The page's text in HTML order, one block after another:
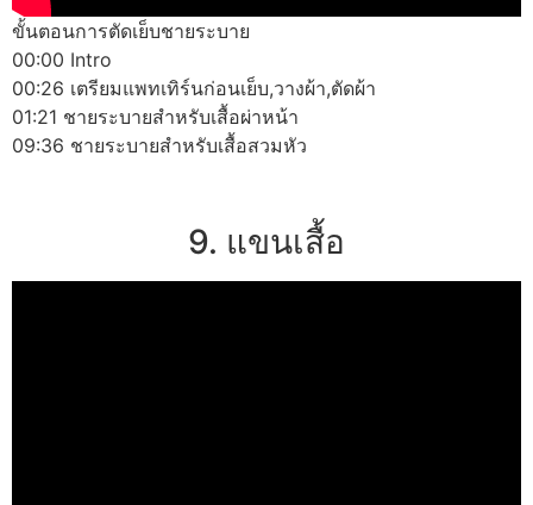
ขั้นตอนการตัดเย็บชายระบาย
00:00 Intro
00:26 เตรียมแพทเทิร์นก่อนเย็บ,วางผ้า,ตัดผ้า
01:21 ชายระบายสำหรับเสื้อผ่าหน้า
09:36 ชายระบายสำหรับเสื้อสวมหัว
9. แขนเสื้อ